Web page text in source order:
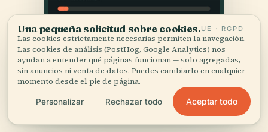
Una pequeña solicitud sobre cookies.UE · RGPD
Las cookies estrictamente necesarias permiten la navegación.
Las cookies de análisis (PostHog, Google Analytics) nos
ayudan a entender qué páginas funcionan — solo agregadas,
sin anuncios ni venta de datos. Puedes cambiarlo en cualquier
momento desde el pie de página.
Personalizar Rechazar todo Aceptar todo